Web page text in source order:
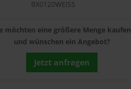
BX0120WEISS
möchten eine größere Menge kaufen
und wünschen ein Angebot?
Jetzt anfragen